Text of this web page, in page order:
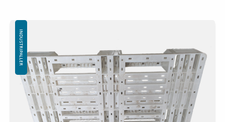
Minste bestilling: 3 ppl (45 stk)
INDUSTRIPALLER